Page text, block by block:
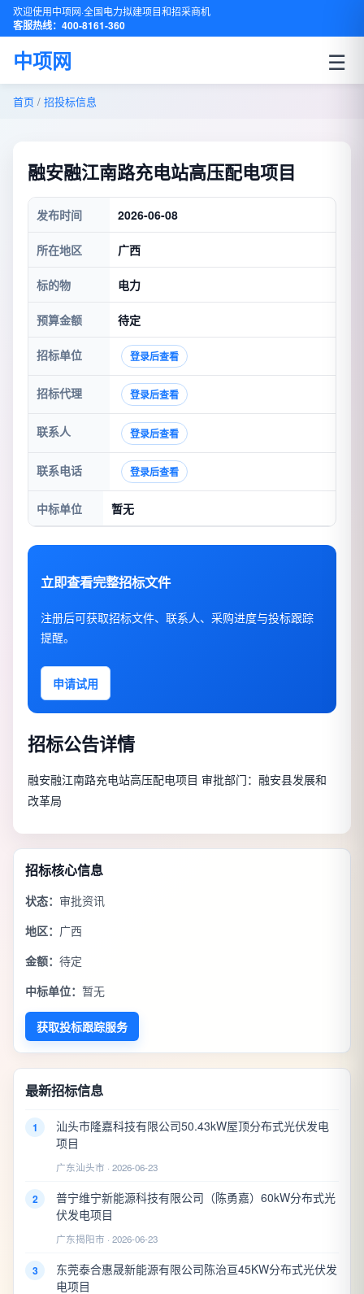
欢迎使用中项网·全国电力拟建项目和招采商机
客服热线：400-8161-360
中项网 ☰
首页 / 招投标信息
融安融江南路充电站高压配电项目
发布时间 2026-06-08
所在地区 广西
标的物 电力
预算金额 待定
招标单位 登录后查看
招标代理 登录后查看
联系人 登录后查看
联系电话 登录后查看
中标单位 暂无
立即查看完整招标文件
注册后可获取招标文件、联系人、采购进度与投标跟踪
提醒。
申请试用
招标公告详情
融安融江南路充电站高压配电项目 审批部门：融安县发展和
改革局
招标核心信息
状态： 审批资讯
地区： 广西
金额： 待定
中标单位： 暂无
获取投标跟踪服务
最新招标信息
1
汕头市隆嘉科技有限公司50.43kW屋顶分布式光伏发电
项目
广东汕头市 · 2026-06-23
2
普宁维宁新能源科技有限公司（陈勇嘉）60kW分布式光
伏发电项目
广东揭阳市 · 2026-06-23
3
东莞泰合惠晟新能源有限公司陈治亘45KW分布式光伏发
电项目